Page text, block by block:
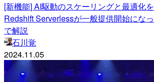
[新機能] AI駆動のスケーリングと最適化
Redshift Serverlessが一般提供開始にな
で解説
石川覚
2024.11.05